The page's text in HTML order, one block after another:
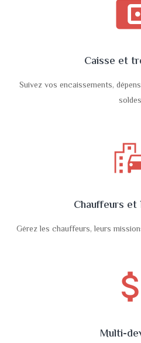
Caisse et
Suivez vos encaissements,
Chauffeurs
Gérez les chauffeurs, leurs
attach_money
Multi-